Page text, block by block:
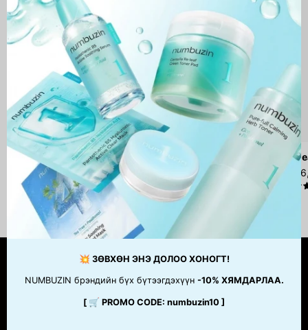
💥 ЗӨВХӨН ЭНЭ ДОЛОО ХОНОГТ!
NUMBUZIN брэндийн бүх бүтээгдэхүүн -10% ХЯМДАРЛАА.
[ 🛒 PROMO CODE: numbuzin10 ]
Niacinamide 10% + Zinc 1%
29,900 MNT-с эхлээд
4.5